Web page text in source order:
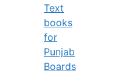
Text
books
for
Punjab
Boards